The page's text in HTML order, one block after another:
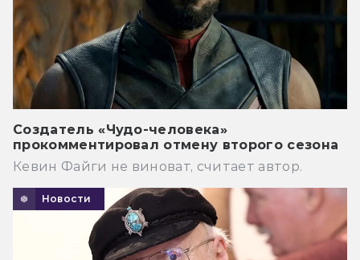
Создатель «Чудо-человека»
прокомментировал отмену второго сезона
Кевин Файги не виноват, считает автор.
Новости